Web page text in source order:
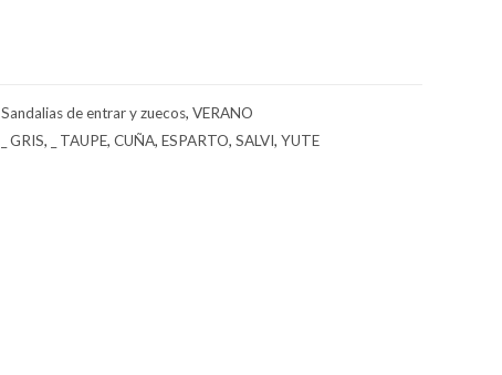
Sandalias de entrar y zuecos, VERANO
_ GRIS, _ TAUPE, CUÑA, ESPARTO, SALVI, YUTE